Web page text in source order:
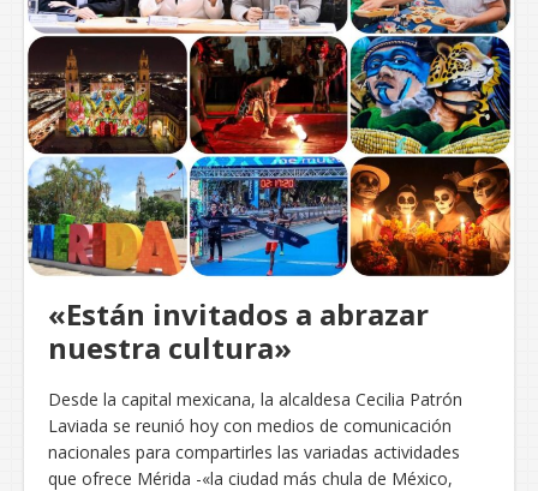
«Están invitados a abrazar
nuestra cultura»
Desde la capital mexicana, la alcaldesa Cecilia Patrón
Laviada se reunió hoy con medios de comunicación
nacionales para compartirles las variadas actividades
que ofrece Mérida -«la ciudad más chula de México,